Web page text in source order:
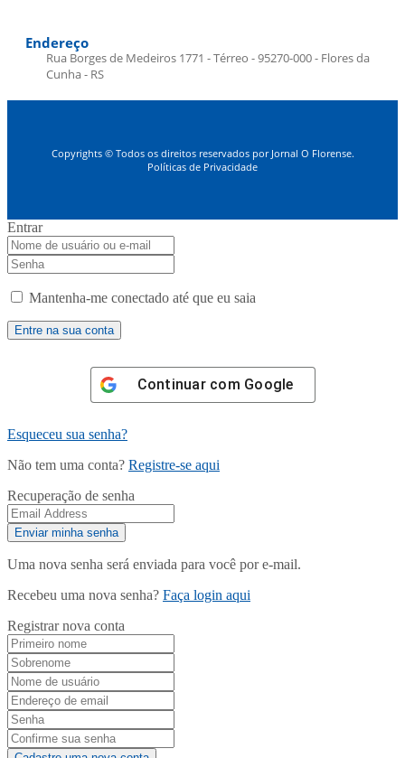
Endereço
Rua Borges de Medeiros 1771 - Térreo - 95270-000 - Flores da
Cunha - RS
Copyrights © Todos os direitos reservados por Jornal O Florense.
Políticas de Privacidade
Entrar
Mantenha-me conectado até que eu saia
Continuar com Google
Esqueceu sua senha?
Não tem uma conta? Registre-se aqui
Recuperação de senha
Uma nova senha será enviada para você por e-mail.
Recebeu uma nova senha? Faça login aqui
Registrar nova conta